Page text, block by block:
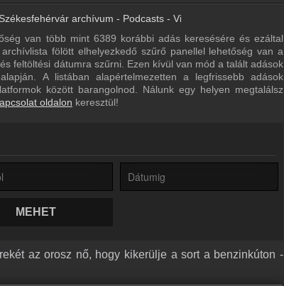
archívum - Podcasts - Visszahallgatás
van több mint 6389 korábbi adás keresésére és ezáltal
fölött elhelyezkedő szűrő panellel lehetőség van a
feltöltési dátumra szűrni. Ezen kívül van mód a talált adások
A listában alapértelmezetten a legfrissebb adások
között barangolnod. Nálunk egy helyen megtalálsz
oldalon keresztül!
MEHET
az orosz nő, hogy kikerülje a sort a benzinkúton -